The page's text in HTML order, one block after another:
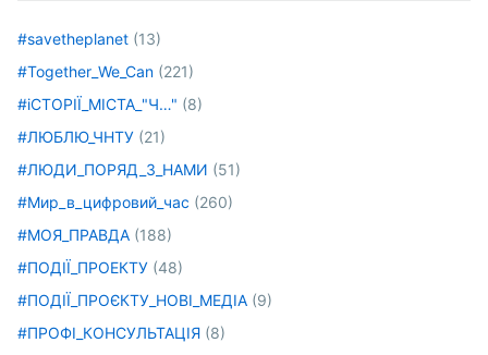
#savetheplanet (13)
#Together_We_Can (221)
#іСТОРІЇ_МІСТА_"Ч…" (8)
#ЛЮБЛЮ_ЧНТУ (21)
#ЛЮДИ_ПОРЯД_З_НАМИ (51)
#Мир_в_цифровий_час (260)
#МОЯ_ПРАВДА (188)
#ПОДІЇ_ПРОЕКТУ (48)
#ПОДІЇ_ПРОЄКТУ_НОВІ_МЕДІА (9)
#ПРОФІ_КОНСУЛЬТАЦІЯ (8)